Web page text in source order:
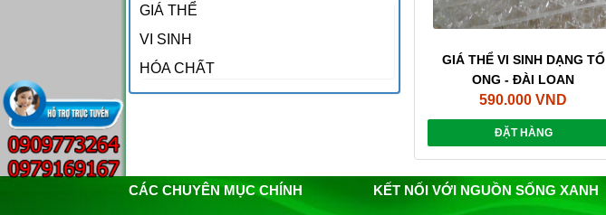
GIÁ THỂ VI SINH DẠNG TỔ
ONG - ĐÀI LOAN
590.000 VND
ĐẶT HÀNG
GIÁ THỂ
VI SINH
HÓA CHẤT
CÁC CHUYÊN MỤC CHÍNH KẾT NỐI VỚI NGUỒN SỐNG XANH